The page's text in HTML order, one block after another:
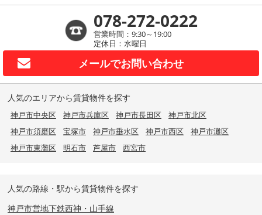
078-272-0222
営業時間：9:30～19:00
定休日：水曜日
メールでお問い合わせ
人気のエリアから賃貸物件を探す
神戸市中央区 神戸市兵庫区 神戸市長田区
神戸市北区
神戸市須磨区
宝塚市 神戸市垂水区 神戸市西区
神戸市灘区
神戸市東灘区
明石市 芦屋市 西宮市
人気の路線・駅から賃貸物件を探す
神戸市営地下鉄西神・山手線